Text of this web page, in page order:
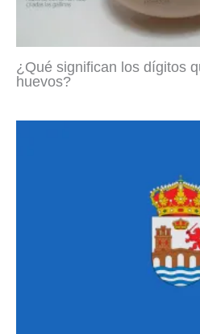
¿Qué significan los dígitos
huevos?